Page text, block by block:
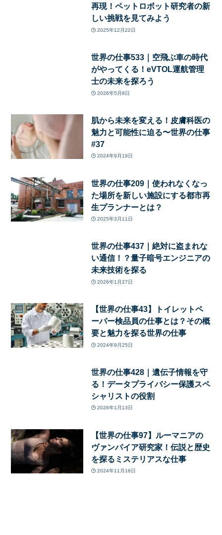
再現！ペットロボット研究者の新
しい挑戦を見てみよう
2025年12月22日
世界の仕事533｜空飛ぶ車の時代
がやってくる！eVTOL運航管理
士の未来を探ろう
2026年5月8日
肌から未来を変える！皮膚科医の
魅力と可能性に迫る〜世界の仕事
#37
2024年9月19日
世界の仕事209｜使われなくなっ
た場所を新しい施設にする都市再
生プランナーとは？
2025年3月11日
世界の仕事437｜絶対に盗まれな
い通信！？量子暗号エンジニアの
未来技術を探る
2026年1月27日
【世界の仕事43】トイレットペ
ーパー検品員の仕事とは？その概
要と魅力を探る世界の仕事
2024年9月25日
世界の仕事428｜遺伝子情報を守
る！データプライバシー保護スペ
シャリストの役割
2026年1月13日
【世界の仕事97】ルーマニアの
ヴァンパイア研究家！伝説と歴史
を探るミステリアスな仕事
2024年11月18日